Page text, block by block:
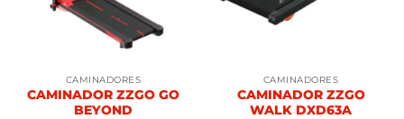
CAMINADORES
CAMINADOR ZZGO GO
BEYOND
CAMINADORES
CAMINADOR ZZGO
WALK DXD63A